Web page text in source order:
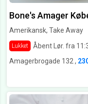
Bone's Amager
Amerikansk, Take Away
Lukket Åbent Lør. fra
Amagerbrogade 132 ,